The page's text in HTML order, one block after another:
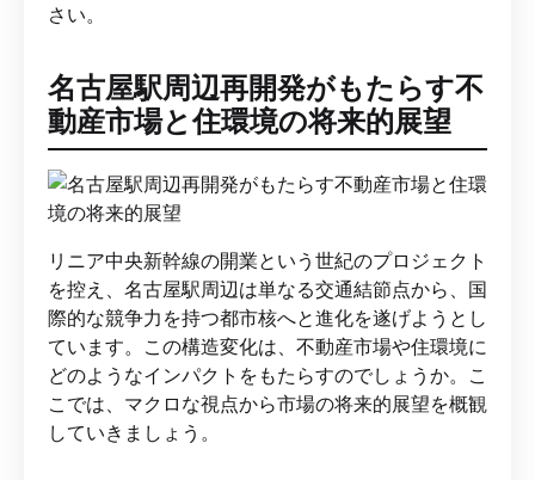
さい。
名古屋駅周辺再開発がもたらす不
動産市場と住環境の将来的展望
リニア中央新幹線の開業という世紀のプロジェクト
を控え、名古屋駅周辺は単なる交通結節点から、国
際的な競争力を持つ都市核へと進化を遂げようとし
ています。この構造変化は、不動産市場や住環境に
どのようなインパクトをもたらすのでしょうか。こ
こでは、マクロな視点から市場の将来的展望を概観
していきましょう。